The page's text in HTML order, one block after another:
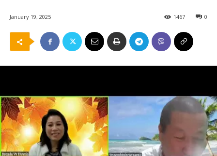
January 19, 2025 0
1467